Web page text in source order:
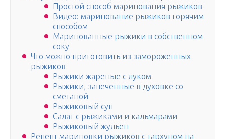
Простой способ маринования рыжиков
Видео: маринование рыжиков горячим
способом
Маринованные рыжики в собственном
соку
Что можно приготовить из замороженных
рыжиков
Рыжики жареные с луком
Рыжики, запеченные в духовке со
сметаной
Рыжиковый суп
Салат с рыжиками и кальмарами
Рыжиковый жульен
Рецепт мариновки рыжиков с тархуном на